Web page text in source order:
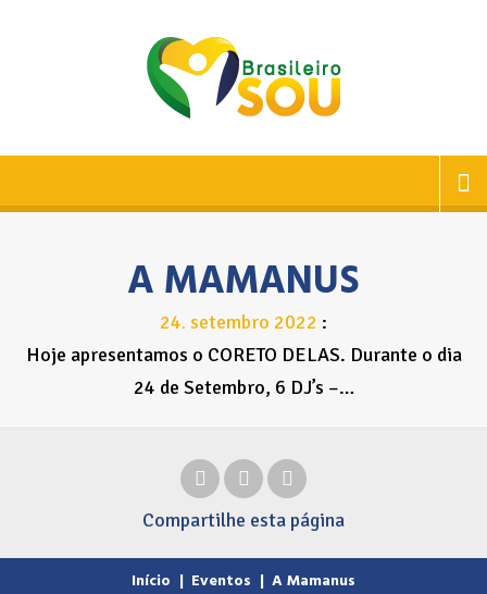
A MAMANUS
24. setembro 2022
Hoje apresentamos o CORETO DELAS. Durante o dia
24 de Setembro, 6 DJ’s –…
Compartilhe esta página
Início | Eventos | A Mamanus